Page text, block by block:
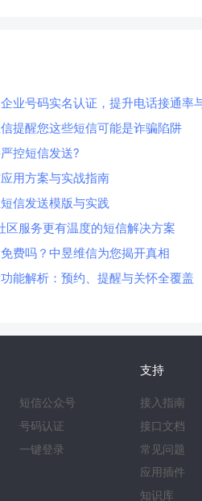
业号码实名认证，提升电话接通率
提醒您这些短信可能是诈骗陷阱
控短信发送?
用方案与实战指南
信发送模版与实践
区服务更有温度的短信解决方案
费吗？中昱维信为您揭开真相
能解析：预约、提醒与关怀全覆盖
短信公众号
号码认证
一键登录
支持
接入指南
接口文档
常见问题
应用插件
知识库